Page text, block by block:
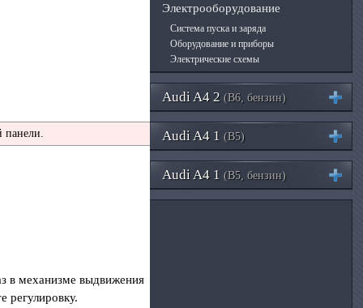
панели.
в механизме выдвижения
регулировку.
Электрооборудование
Система пуска и заряда
Оборудование и приборы
Электрические схемы
Audi A4 2 (B6, бензин)
Audi A4 1 (B5)
Audi A4 1 (B5, бензин)